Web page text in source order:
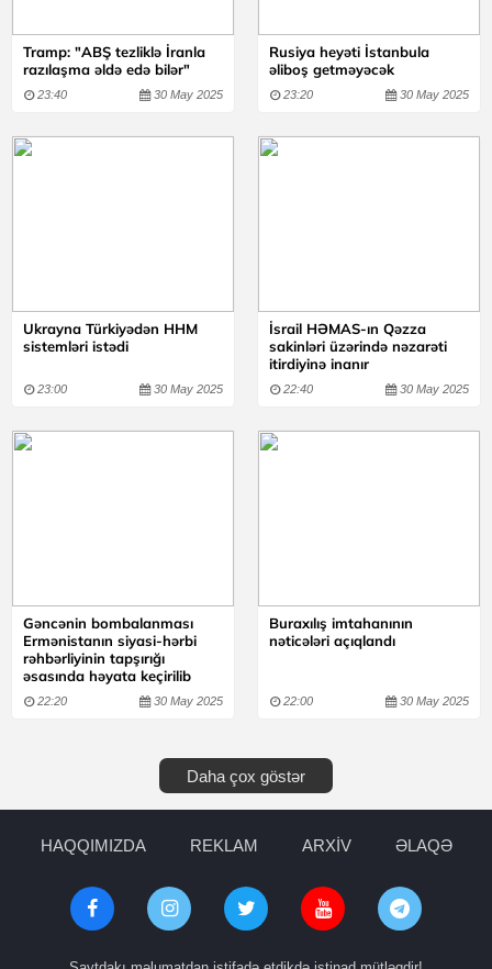
Tramp: "ABŞ tezliklə İranla
razılaşma əldə edə bilər"
23:40 30 May 2025
Rusiya heyəti İstanbula
əliboş getməyəcək
23:20 30 May 2025
Ukrayna Türkiyədən HHM
sistemləri istədi
23:00 30 May 2025
İsrail HƏMAS-ın Qəzza
sakinləri üzərində nəzarəti
itirdiyinə inanır
22:40 30 May 2025
Gəncənin bombalanması
Ermənistanın siyasi-hərbi
rəhbərliyinin tapşırığı
əsasında həyata keçirilib
22:20 30 May 2025
Buraxılış imtahanının
nəticələri açıqlandı
22:00 30 May 2025
Daha çox göstər
HAQQIMIZDA REKLAM ARXİV ƏLAQƏ